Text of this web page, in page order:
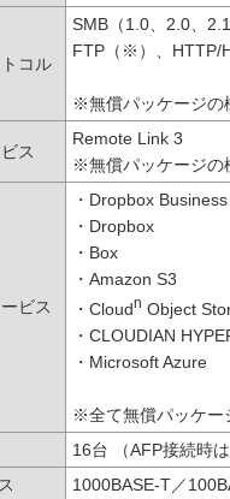
コル
SMB（1.0、2.0、
FTP（※）、HTTP/
※無償パッケージの
ス
Remote Link 3
※無償パッケージの
ビス
・Dropbox Business
・Dropbox
・Box
・Amazon S3
・Cloudn Object
・CLOUDIAN
・Microsoft Azure
※全て無償パッケー
16台 （AFP接続時は
1000BASE-T／